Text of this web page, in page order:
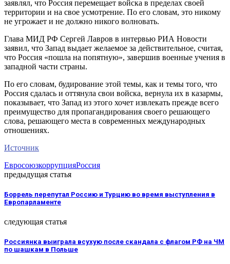
заявлял, что Россия перемещает войска в пределах своей
территории и на свое усмотрение. По его словам, это никому
не угрожает и не должно никого волновать.
Глава МИД РФ Сергей Лавров в интервью РИА Новости
заявил, что Запад выдает желаемое за действительное, считая,
что Россия «пошла на попятную», завершив военные учения в
западной части страны.
По его словам, будирование этой темы, как и темы того, что
Россия сдалась и оттянула свои войска, вернула их в казармы,
показывает, что Запад из этого хочет извлекать прежде всего
преимущество для пропагандирования своего решающего
слова, решающего места в современных международных
отношениях.
Источник
ЕвросоюзкоррупцияРоссия
предыдущая статья
Боррель перепутал Россию и Турцию во время выступления в
Европарламенте
следующая статья
Россиянка выиграла всухую после скандала с флагом РФ на ЧМ
по шашкам в Польше